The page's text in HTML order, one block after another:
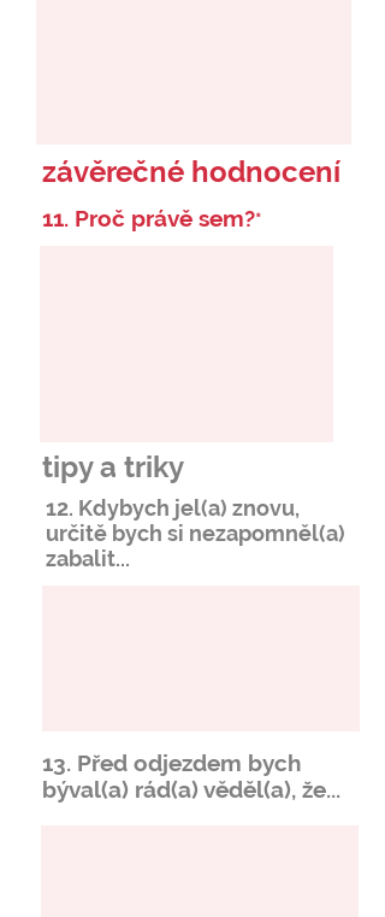
závěrečné hodnocení
11. Proč právě sem?*
tipy a triky
12. Kdybych jel(a) znovu,
určitě bych si nezapomněl(a)
zabalit...
13. Před odjezdem bych
býval(a) rád(a) věděl(a), že...